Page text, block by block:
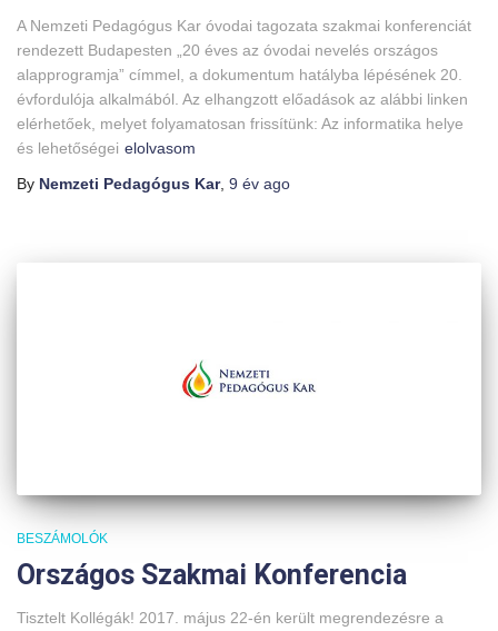
A Nemzeti Pedagógus Kar óvodai tagozata szakmai konferenciát
rendezett Budapesten „20 éves az óvodai nevelés országos
alapprogramja” címmel, a dokumentum hatályba lépésének 20.
évfordulója alkalmából. Az elhangzott előadások az alábbi linken
elérhetőek, melyet folyamatosan frissítünk: Az informatika helye
és lehetőségei elolvasom
By Nemzeti Pedagógus Kar, 9 év ago
BESZÁMOLÓK
Országos Szakmai Konferencia
Tisztelt Kollégák! 2017. május 22-én került megrendezésre a